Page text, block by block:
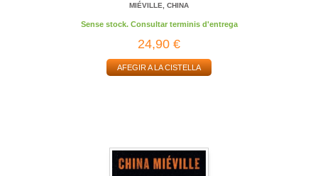
MIÉVILLE, CHINA
Sense stock. Consultar terminis d'entrega
24,90 €
AFEGIR A LA CISTELLA